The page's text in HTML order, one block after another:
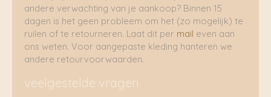
andere verwachting van je aankoop? Binnen 15
dagen is het geen probleem om het (zo mogelijk) te
ruilen of te retourneren. Laat dit per mail even aan
ons weten. Voor aangepaste kleding hanteren we
andere retourvoorwaarden.
veelgestelde vragen